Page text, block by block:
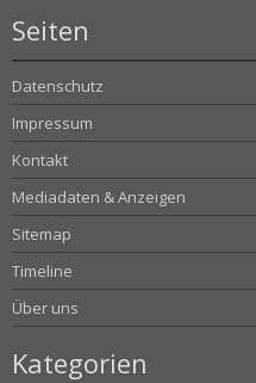
Seiten
Datenschutz
Impressum
Kontakt
Mediadaten & Anzeigen
Sitemap
Timeline
Über uns
Kategorien